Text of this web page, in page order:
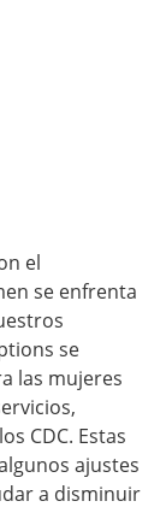
el
se enfrenta
se
las mujeres
CDC. Estas
ajustes
a disminuir